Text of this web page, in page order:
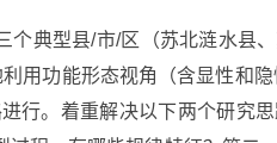
典型县/市/区（苏北涟水县
利用功能形态视角（含显性和
。着重解决以下两个研究